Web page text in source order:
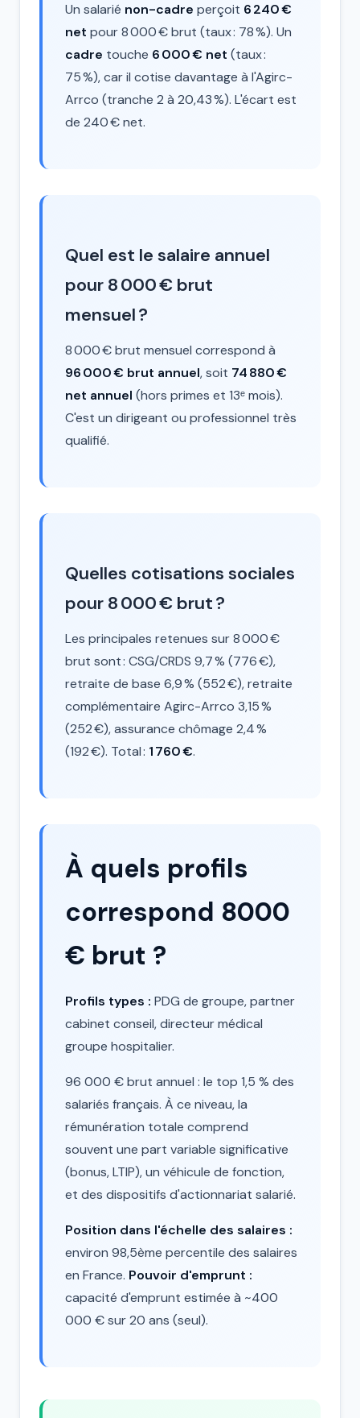
Un salarié non-cadre perçoit 6 240 €
net pour 8 000 € brut (taux : 78 %). Un
cadre touche 6 000 € net (taux :
75 %), car il cotise davantage à l'Agirc-
Arrco (tranche 2 à 20,43 %). L'écart est
de 240 € net.
Quel est le salaire annuel
pour 8 000 € brut
mensuel ?
8 000 € brut mensuel correspond à
96 000 € brut annuel, soit 74 880 €
net annuel (hors primes et 13ᵉ mois).
C'est un dirigeant ou professionnel très
qualifié.
Quelles cotisations sociales
pour 8 000 € brut ?
Les principales retenues sur 8 000 €
brut sont : CSG/CRDS 9,7 % (776 €),
retraite de base 6,9 % (552 €), retraite
complémentaire Agirc-Arrco 3,15 %
(252 €), assurance chômage 2,4 %
(192 €). Total : 1 760 €.
À quels profils
correspond 8000
€ brut ?
Profils types : PDG de groupe, partner
cabinet conseil, directeur médical
groupe hospitalier.
96 000 € brut annuel : le top 1,5 % des
salariés français. À ce niveau, la
rémunération totale comprend
souvent une part variable significative
(bonus, LTIP), un véhicule de fonction,
et des dispositifs d'actionnariat salarié.
Position dans l'échelle des salaires :
environ 98,5ème percentile des salaires
en France. Pouvoir d'emprunt :
capacité d'emprunt estimée à ~400
000 € sur 20 ans (seul).